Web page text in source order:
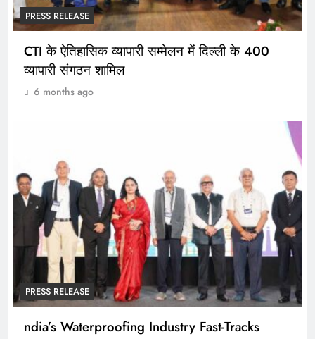
PRESS RELEASE
CTI के ऐतिहासिक व्यापारी सम्मेलन में दिल्ली के 400
व्यापारी संगठन शामिल
6 months ago
PRESS RELEASE
ndia’s Waterproofing Industry Fast-Tracks